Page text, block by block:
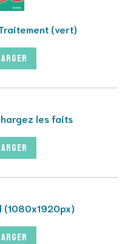
(vert)
les faits